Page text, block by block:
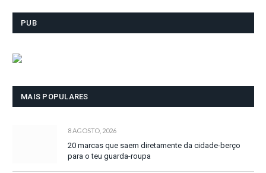
PUB
MAIS POPULARES
8 AGOSTO, 2026
20 marcas que saem diretamente da cidade-berço
para o teu guarda-roupa